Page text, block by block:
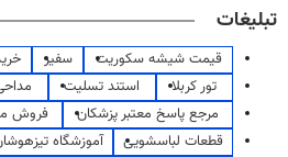
تبلیغات
قیمت شیشه سکوریت سفیر
تور کربلا
استند تسلیت
مرجع پاسخ معتبر پزشکان
فروش
قطعات لباسشویی
آموزشگاه